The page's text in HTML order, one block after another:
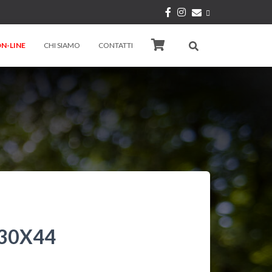
LINE CHI SIAMO CONTATTI